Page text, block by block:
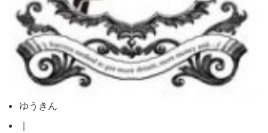
ゆうきん
｜